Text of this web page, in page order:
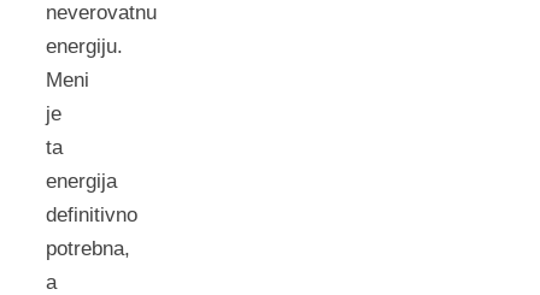
neverovatnu
energiju.
Meni
je
ta
energija
definitivno
potrebna,
a